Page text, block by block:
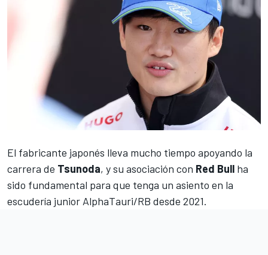
El fabricante japonés lleva mucho tiempo apoyando la
carrera de Tsunoda, y su asociación con Red Bull ha
sido fundamental para que tenga un asiento en la
escudería junior AlphaTauri/RB desde 2021.